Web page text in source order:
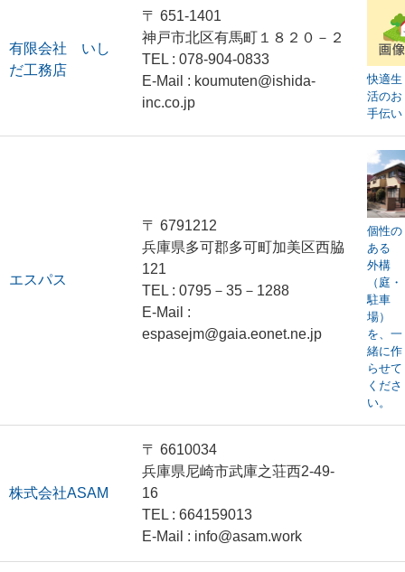
有限会社 いし
だ工務店
〒 651-1401
神戸市北区有馬町１８２０－２
TEL : 078-904-0833
E-Mail : koumuten@ishida-
inc.co.jp
快適生
活のお
手伝い
エスパス
〒 6791212
兵庫県多可郡多可町加美区西脇
121
TEL : 0795－35－1288
E-Mail :
espasejm@gaia.eonet.ne.jp
個性の
ある
外構
（庭・
駐車
場）
を、一
緒に作
らせて
くださ
い。
株式会社ASAM
〒 6610034
兵庫県尼崎市武庫之荘西2-49-
16
TEL : 664159013
E-Mail : info@asam.work